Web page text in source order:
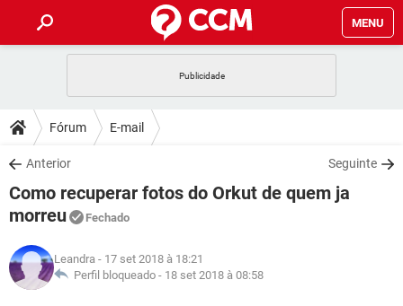
MENU
CELULAR
OUTLOOK
INSTAGRAM GMAIL
GUIA DE COMPRAS
DICAS
JOGOS
OUTLOOK
GUIA DE COMPRAS
DOWNLOADS
JOGOS WHATSAPP
CELULAR
OUTLOOK
INSTAGRAM
CELULAR FACEBOOK
GLOSSÁRIO
JOGOS
Fórum E-mail
Anterior Seguinte
Como recuperar fotos do Orkut de quem ja
morreu
Fechado
Leandra - 17 set 2018 à 18:21
Perfil bloqueado - 18 set 2018 à 08:58